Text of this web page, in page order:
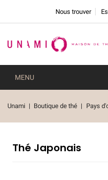
Nous trouver
MENU
Unami Boutique de thé Pays
Thé Japonais